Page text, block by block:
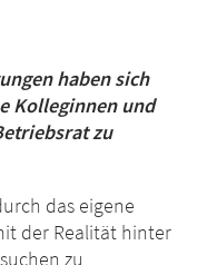
haben sich
Kolleginnen und
zu
das eigene
der Realität hinter
zu